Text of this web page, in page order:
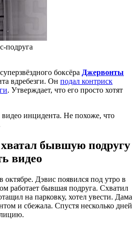
подруга
боксёра Джервонты
вдребезги. Он подал контриск
. Утверждает, что его просто хотят
видео инцидента. Не похоже, что
бывшую подругу
видео
Дэвис появился под утро в
работает бывшая подруга. Схватил
на парковку, хотел увести. Дама
и сбежала. Спустя несколько дней